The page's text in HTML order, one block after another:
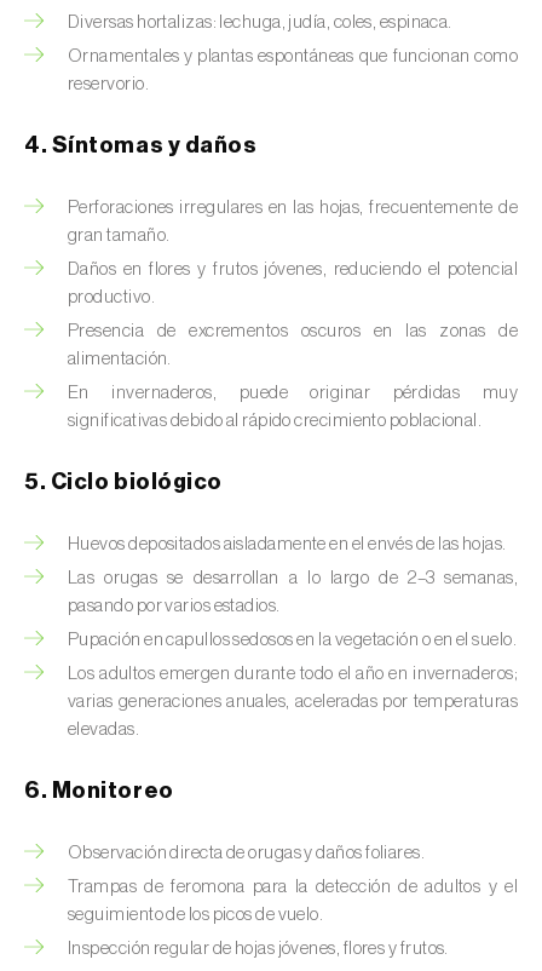
Brugo de la encina (Tortrix viridana )
Lytta vesicatoria
Capua de los frutos (Adoxophyes orana )
Cecidomía destructora (Mayetiola
destructor)
Ceutorrinco de la col (
quadridens
Ceutorrinco de los nabos (Ceutorhynchus
pentagona)
Chinche de las piñas (Leptoglossus
occidentalis
Chinche de los eucalyptus (Thaumastocoris
peregrinus)
Chinche europea de las semillas
Metopoplax ditomoides)
Chinche harinosa de la vid (Planococcus
Diversas hortalizas: lechuga, judía, coles, espinaca.
Ornamentales y plantas espontáneas que funcionan como
reservorio.
4. Síntomas y daños
Perforaciones irregulares en las hojas, frecuentemente de
gran tamaño.
Daños en flores y frutos jóvenes, reduciendo el potencial
productivo.
Presencia de excrementos oscuros en las zonas de
alimentación.
En invernaderos, puede originar pérdidas muy
significativas debido al rápido crecimiento poblacional.
5. Ciclo biológico
Huevos depositados aisladamente en el envés de las hojas.
Las orugas se desarrollan a lo largo de 2–3 semanas,
pasando por varios estadios.
Pupación en capullos sedosos en la vegetación o en el suelo.
Los adultos emergen durante todo el año en invernaderos;
varias generaciones anuales, aceleradas por temperaturas
elevadas.
6. Monitoreo
Observación directa de orugas y daños foliares.
Trampas de feromona para la detección de adultos y el
seguimiento de los picos de vuelo.
Inspección regular de hojas jóvenes, flores y frutos.